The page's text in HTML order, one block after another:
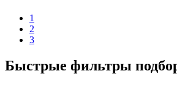
1
2
3
Быстрые фильтры